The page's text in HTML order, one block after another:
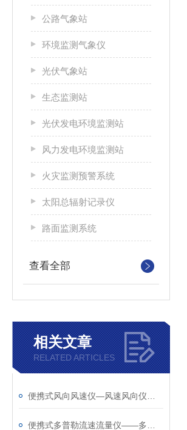
公路气象站
环境监测气象仪
光伏气象站
生态监测站
光伏发电环境监测站
风力发电环境监测站
火灾监测预警系统
太阳总辐射记录仪
路面监测系统
查看全部
相关文章
RELATED ARTICLES